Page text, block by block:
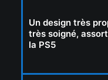
Un design très
très soigné,
la PS5